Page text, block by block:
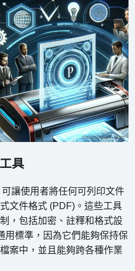
具
讓使用者將任何可列印文件
文件格式 (PDF)。這些工具
，包括加密、註釋和格式設
用標準，因為它們能夠保持保
案中，並且能夠跨各種作業